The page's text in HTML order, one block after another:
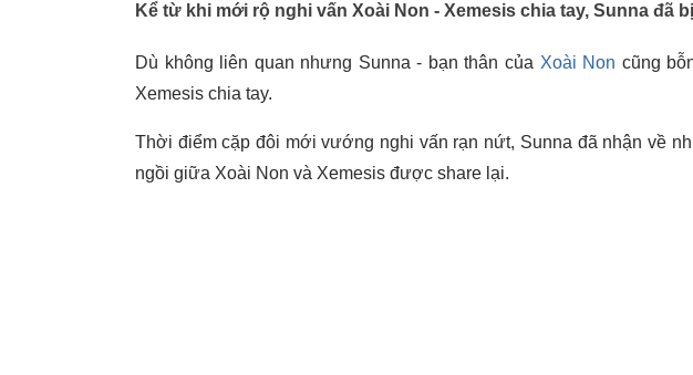
Kể từ khi mới rộ nghi vấn Xoài Non - Xemesis chia tay, Sunna đã
Dù không liên quan nhưng Sunna - bạn thân của Xoài Non cũng
Xemesis chia tay.
Thời điểm cặp đôi mới vướng nghi vấn rạn nứt, Sunna đã nhận về
ngồi giữa Xoài Non và Xemesis được share lại.